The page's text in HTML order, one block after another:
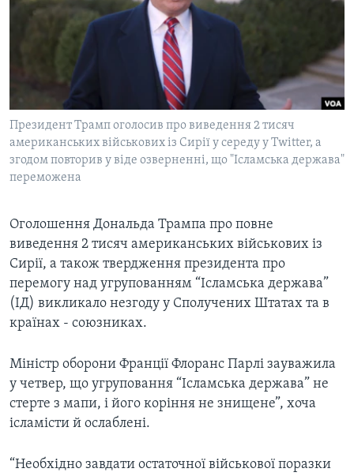
СУСПІЛЬСТВО
ЕКОНОМІКА
ІСТОРІЇ УСПІХУ УКРАЇНЦІВ
ТЕЛЕПРОГРАМИ
ЧАС-TIME
БРИФІНГ ГОЛОСУ АМЕРИКИ
ВІКНО В АМЕРИКУ
ПРАЙМ-ТАЙМ
Learning English
МИ В СОЦМЕРЕЖАХ
Президент Трамп оголосив про виведення 2 тисяч
американських військових із Сирії у середу у Twitter, а
згодом повторив у віде озверненні, що "Ісламська держава"
переможена
Оголошення Дональда Трампа про повне
виведення 2 тисяч американських військових із
Сирії, а також твердження президента про
перемогу над угрупованням “Ісламська держава”
(ІД) викликало незгоду у Сполучених Штатах та в
країнах - союзниках.
Міністр оборони Франції Флоранс Парлі зауважила
у четвер, що угруповання “Ісламська держава” не
стерте з мапи, і його коріння не знищене”, хоча
ісламісти й ослаблені.
“Необхідно завдати остаточної військової поразки